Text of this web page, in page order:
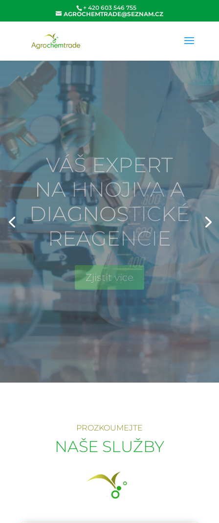
+ 420 603 546 755
AGROCHEMTRADE@SEZNAM.CZ
DODRŽOVÁNÍ
PŘÍSNÝCH A
NÁROČNÝCH
STANDARDŮ
OCHRANY
ŽIVOTNÍHO
PROSTŘEDÍ
PROZKOUMEJTE
NAŠE SLUŽBY